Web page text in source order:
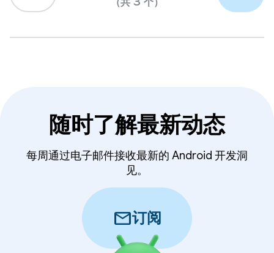
（共 3 个）
随时了解最新动态
每周通过电子邮件接收最新的 Android 开发洞
见。
mail订阅